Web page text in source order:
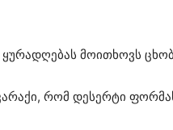
მოითხოვს
რომ დესერტი